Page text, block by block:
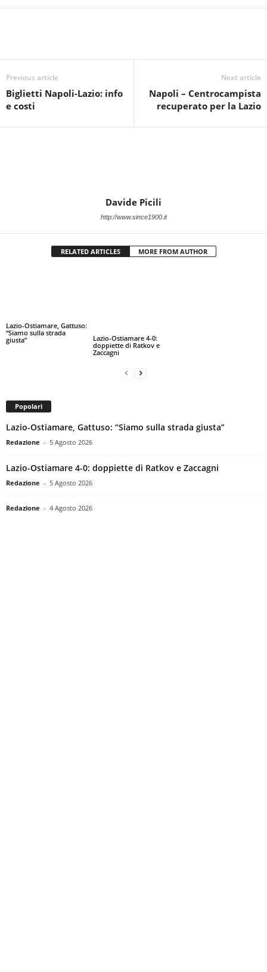
Previous article
Biglietti Napoli-Lazio: info
e costi
Next article
Napoli – Centrocampista
recuperato per la Lazio
Davide Picili
http://www.since1900.it
RELATED ARTICLES MORE FROM AUTHOR
Lazio-Ostiamare, Gattuso:
“Siamo sulla strada
giusta”
Lazio-Ostiamare 4-0:
doppiette di Ratkov e
Zaccagni
Popolari
Lazio-Ostiamare, Gattuso: “Siamo sulla strada giusta”
Redazione - 5 Agosto 2026
Lazio-Ostiamare 4-0: doppiette di Ratkov e Zaccagni
Redazione - 5 Agosto 2026
Redazione - 4 Agosto 2026